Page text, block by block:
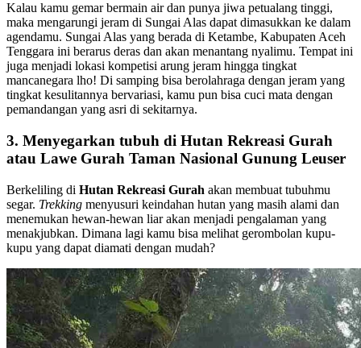
Kalau kamu gemar bermain air dan punya jiwa petualang tinggi,
maka mengarungi jeram di Sungai Alas dapat dimasukkan ke dalam
agendamu. Sungai Alas yang berada di Ketambe, Kabupaten Aceh
Tenggara ini berarus deras dan akan menantang nyalimu. Tempat ini
juga menjadi lokasi kompetisi arung jeram hingga tingkat
mancanegara lho! Di samping bisa berolahraga dengan jeram yang
tingkat kesulitannya bervariasi, kamu pun bisa cuci mata dengan
pemandangan yang asri di sekitarnya.
3. Menyegarkan tubuh di Hutan Rekreasi Gurah
atau Lawe Gurah Taman Nasional Gunung Leuser
Berkeliling di Hutan Rekreasi Gurah akan membuat tubuhmu
segar. Trekking menyusuri keindahan hutan yang masih alami dan
menemukan hewan-hewan liar akan menjadi pengalaman yang
menakjubkan. Dimana lagi kamu bisa melihat gerombolan kupu-
kupu yang dapat diamati dengan mudah?